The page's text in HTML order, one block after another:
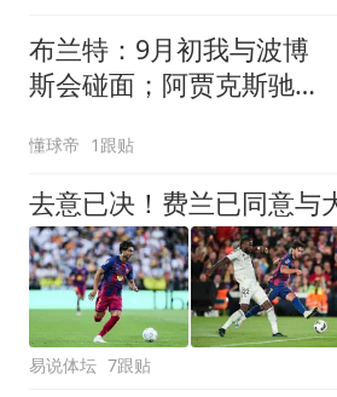
布兰特：9月初我与波博
斯会碰面；阿贾克斯驰名
懂球帝 1跟贴
易说体坛 7跟贴